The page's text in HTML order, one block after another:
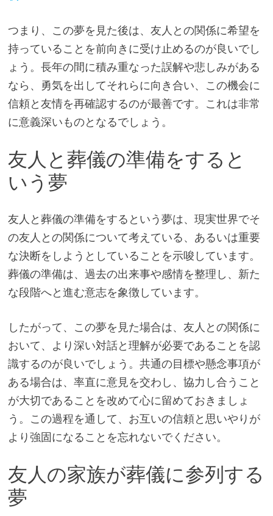
つまり、この夢を見た後は、友人との関係に希望を
持っていることを前向きに受け止めるのが良いでし
ょう。長年の間に積み重なった誤解や悲しみがある
なら、勇気を出してそれらに向き合い、この機会に
信頼と友情を再確認するのが最善です。これは非常
に意義深いものとなるでしょう。
友人と葬儀の準備をすると
いう夢
友人と葬儀の準備をするという夢は、現実世界でそ
の友人との関係について考えている、あるいは重要
な決断をしようとしていることを示唆しています。
葬儀の準備は、過去の出来事や感情を整理し、新た
な段階へと進む意志を象徴しています。
したがって、この夢を見た場合は、友人との関係に
おいて、より深い対話と理解が必要であることを認
識するのが良いでしょう。共通の目標や懸念事項が
ある場合は、率直に意見を交わし、協力し合うこと
が大切であることを改めて心に留めておきましょ
う。この過程を通して、お互いの信頼と思いやりが
より強固になることを忘れないでください。
友人の家族が葬儀に参列する
夢